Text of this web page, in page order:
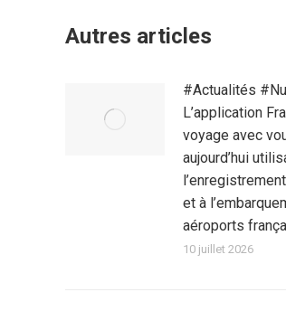
Autres articles
#Actualités
L’application
voyage avec
aujourd’hui
et à
aéroports
10 juillet 2026